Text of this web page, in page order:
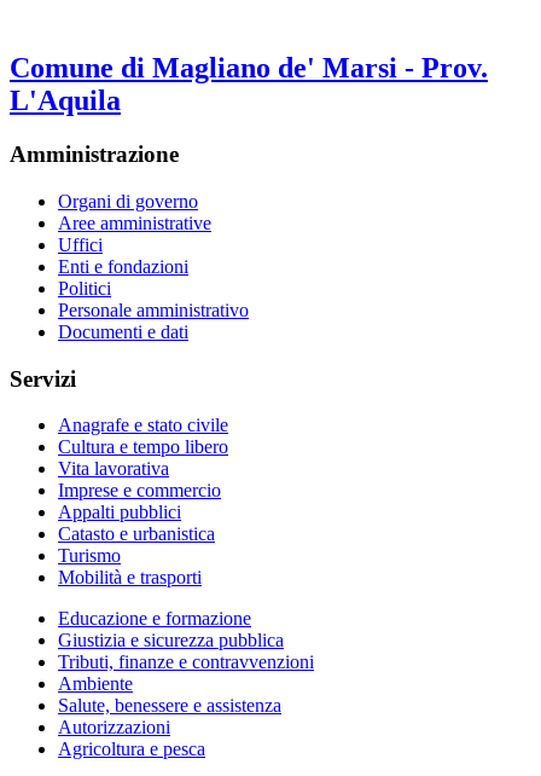
Comune di Magliano de' Marsi - Prov.
L'Aquila
Amministrazione
Organi di governo
Aree amministrative
Uffici
Enti e fondazioni
Politici
Personale amministrativo
Documenti e dati
Servizi
Anagrafe e stato civile
Cultura e tempo libero
Vita lavorativa
Imprese e commercio
Appalti pubblici
Catasto e urbanistica
Turismo
Mobilità e trasporti
Educazione e formazione
Giustizia e sicurezza pubblica
Tributi, finanze e contravvenzioni
Ambiente
Salute, benessere e assistenza
Autorizzazioni
Agricoltura e pesca